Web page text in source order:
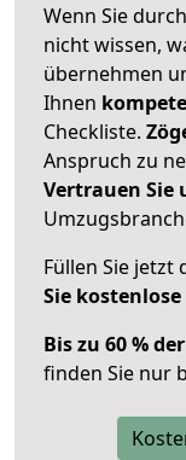
Wenn Sie
nicht wissen,
übernehmen
Ihnen
Checkliste.
Anspruch zu
Vertrauen Sie
Füllen Sie jetzt
Sie
Bis zu 60 %
finden Sie nur